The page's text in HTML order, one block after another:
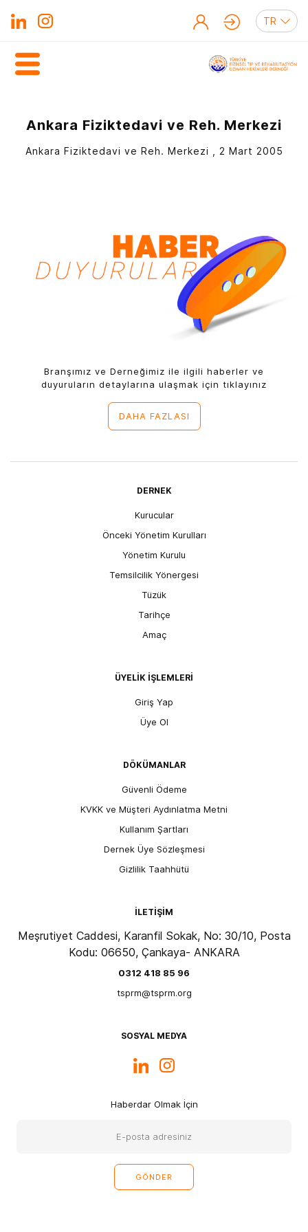
Ankara Fiziktedavi ve Reh. Merkezi
Ankara Fiziktedavi ve Reh. Merkezi , 2 Mart 2005
Branşımız ve Derneğimiz ile ilgili haberler ve
duyuruların detaylarına ulaşmak için tıklayınız
DAHA FAZLASI
DERNEK
Kurucular
Önceki Yönetim Kurulları
Yönetim Kurulu
Temsilcilik Yönergesi
Tüzük
Tarihçe
Amaç
ÜYELİK İŞLEMLERİ
Giriş Yap
Üye Ol
DÖKÜMANLAR
Güvenli Ödeme
KVKK ve Müşteri Aydınlatma Metni
Kullanım Şartları
Dernek Üye Sözleşmesi
Gizlilik Taahhütü
İLETİŞİM
Meşrutiyet Caddesi, Karanfil Sokak, No: 30/10, Posta
Kodu: 06650, Çankaya- ANKARA
0312 418 85 96
tsprm@tsprm.org
SOSYAL MEDYA
Haberdar Olmak İçin